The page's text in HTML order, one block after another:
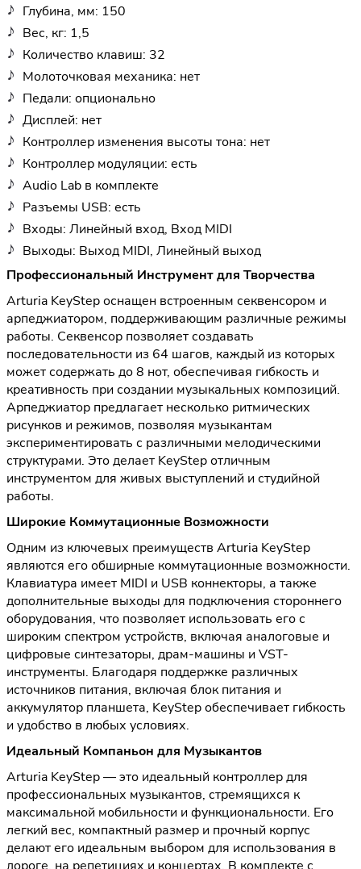
Глубина, мм: 150
Вес, кг: 1,5
Количество клавиш: 32
Молоточковая механика: нет
Педали: опционально
Дисплей: нет
Контроллер изменения высоты тона: нет
Контроллер модуляции: есть
Audio Lab в комплекте
Разъемы USB: есть
Входы: Линейный вход, Вход MIDI
Выходы: Выход MIDI, Линейный выход
Профессиональный Инструмент для Творчества
Arturia KeyStep оснащен встроенным секвенсором и
арпеджиатором, поддерживающим различные режимы
работы. Секвенсор позволяет создавать
последовательности из 64 шагов, каждый из которых
может содержать до 8 нот, обеспечивая гибкость и
креативность при создании музыкальных композиций.
Арпеджиатор предлагает несколько ритмических
рисунков и режимов, позволяя музыкантам
экспериментировать с различными мелодическими
структурами. Это делает KeyStep отличным
инструментом для живых выступлений и студийной
работы.
Широкие Коммутационные Возможности
Одним из ключевых преимуществ Arturia KeyStep
являются его обширные коммутационные возможности.
Клавиатура имеет MIDI и USB коннекторы, а также
дополнительные выходы для подключения стороннего
оборудования, что позволяет использовать его с
широким спектром устройств, включая аналоговые и
цифровые синтезаторы, драм-машины и VST-
инструменты. Благодаря поддержке различных
источников питания, включая блок питания и
аккумулятор планшета, KeyStep обеспечивает гибкость
и удобство в любых условиях.
Идеальный Компаньон для Музыкантов
Arturia KeyStep — это идеальный контроллер для
профессиональных музыкантов, стремящихся к
максимальной мобильности и функциональности. Его
легкий вес, компактный размер и прочный корпус
делают его идеальным выбором для использования в